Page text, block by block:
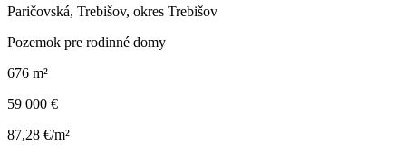
Paričovská, Trebišov, okres Trebišov
Pozemok pre rodinné domy
676 m²
59 000 €
87,28 €/m²